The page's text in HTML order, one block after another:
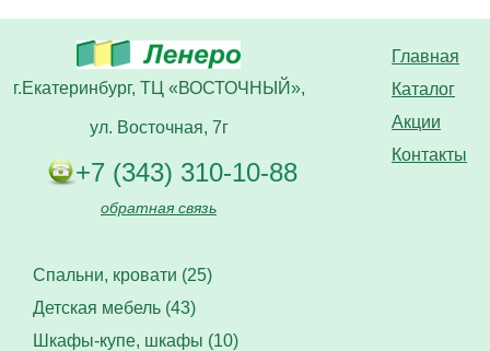
Главная
Каталог
Акции
Контакты
г.Екатеринбург, ТЦ «ВОСТОЧНЫЙ»,
ул. Восточная, 7г
+7 (343) 310-10-88
обратная связь
Спальни, кровати (25)
Детская мебель (43)
Шкафы-купе, шкафы (10)